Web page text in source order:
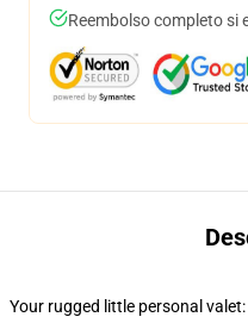
Reembolso completo si
Your rugged little personal